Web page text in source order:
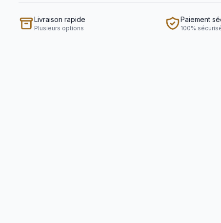
Livraison rapide
Plusieurs options
Paiement
100%